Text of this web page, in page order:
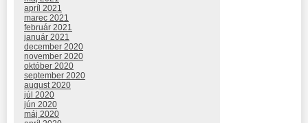
apríl 2021
marec 2021
február 2021
január 2021
december 2020
november 2020
október 2020
september 2020
august 2020
júl 2020
jún 2020
máj 2020